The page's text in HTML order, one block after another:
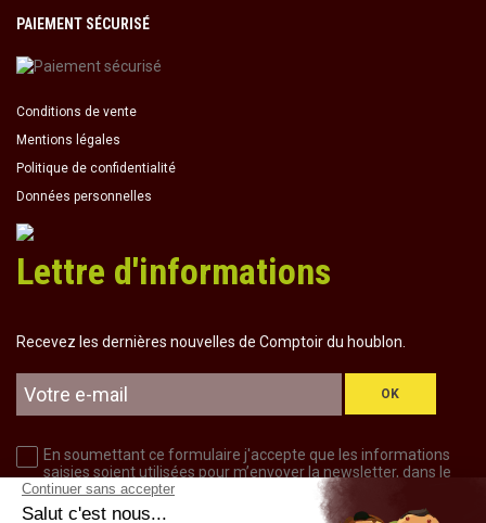
PAIEMENT SÉCURISÉ
Conditions de vente
Mentions légales
Politique de confidentialité
Données personnelles
Lettre d'informations
Recevez les dernières nouvelles de Comptoir du houblon.
OK
En soumettant ce formulaire j'accepte que les informations
saisies soient utilisées pour m’envoyer la newsletter, dans le
cadre de la relation commerciale qui découle de cette demande
d’inscription.